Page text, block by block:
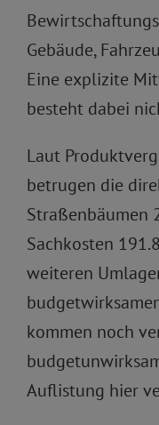
Gebäude,
Eine explizite
besteht dabei
Laut
betrugen die
Straßenbäumen
Sachkosten
weiteren
kommen noch
Auflistung hier